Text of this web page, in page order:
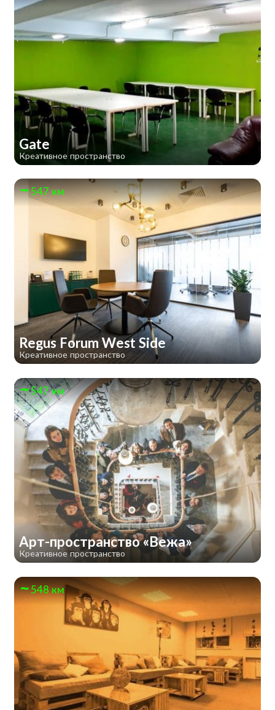
Gate
Креативное пространство
547 км
Regus Forum West Side
Креативное пространство
547 км
Арт-пространство «Вежа»
Креативное пространство
548 км